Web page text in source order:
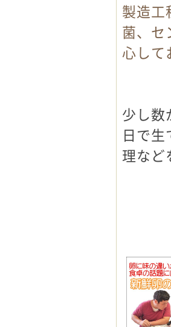
製造工
菌、セ
心して
少し数
日で
理など